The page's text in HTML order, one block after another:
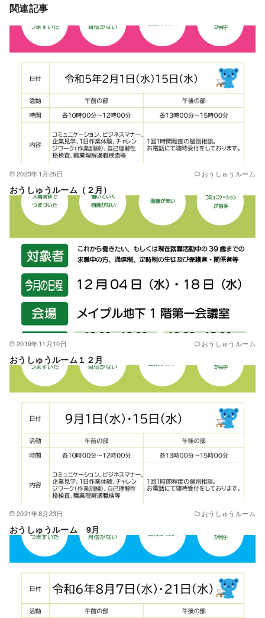
関連記事
2023年1月25日 おうしゅうルーム
おうしゅうルーム（２月）
2019年11月10日 おうしゅうルーム
おうしゅうルーム１２月
2021年8月23日 おうしゅうルーム
おうしゅうルーム 9月